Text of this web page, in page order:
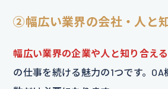
②幅広い業界の会社・人と
幅広い業界の企業や人と知り合え
の仕事を続ける魅力の1つです。